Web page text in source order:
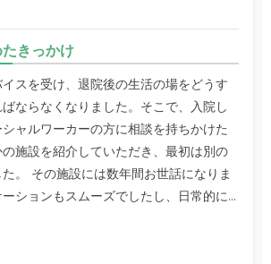
きっかけ
スを受け、退院後の生活の場をどうす
ならなくなりました。そこで、入院し
ャルワーカーの方に相談を持ちかけた
施設を紹介していただき、最初は別の
。 その施設には数年間お世話になりま
ションもスムーズでしたし、日常的に...